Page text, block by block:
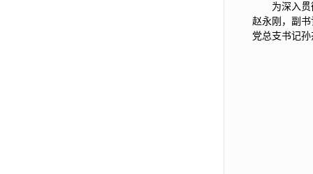
为深入
赵永刚，副
党总支书记